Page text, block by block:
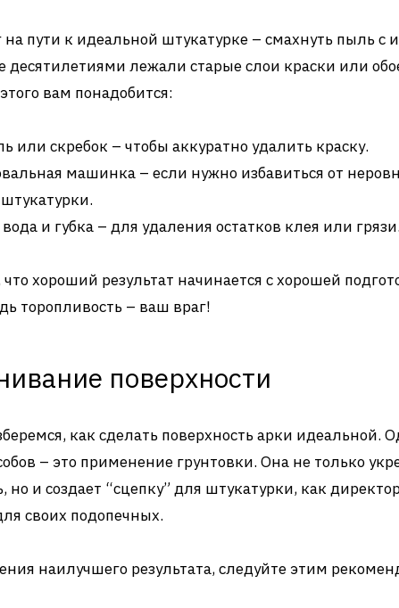
пути к идеальной штукатурке – смахнуть пыль с
десятилетиями лежали старые слои краски или
вам понадобится:
или скребок – чтобы аккуратно удалить краску.
машинка – если нужно избавиться от
и губка – для удаления остатков клея или грязи.
что хороший результат начинается с хорошей
торопливость – ваш враг!
поверхности
как сделать поверхность арки идеальной.
– это применение грунтовки. Она не только
но и создает “сцепку” для штукатурки, как
своих подопечных.
наилучшего результата, следуйте этим